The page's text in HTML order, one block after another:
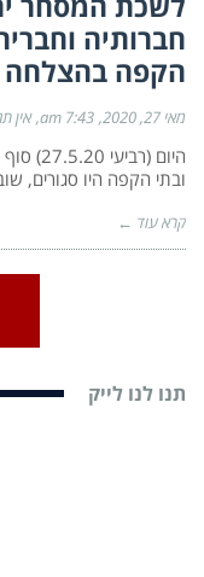
חברותיה
הקפה בהצלחה
מאי 27, 2020 7:43 am אין
היום
ובתי הקפה היו סגורים,
קרא עוד ←
תנו לנו לייק